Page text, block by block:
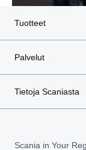
Tuotteet
Palvelut
Tietoja Scaniasta
Scania in Your